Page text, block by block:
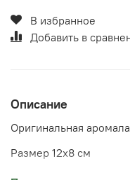
В избранное
Добавить в
Описание
Оригинальная
Размер 12х8 см